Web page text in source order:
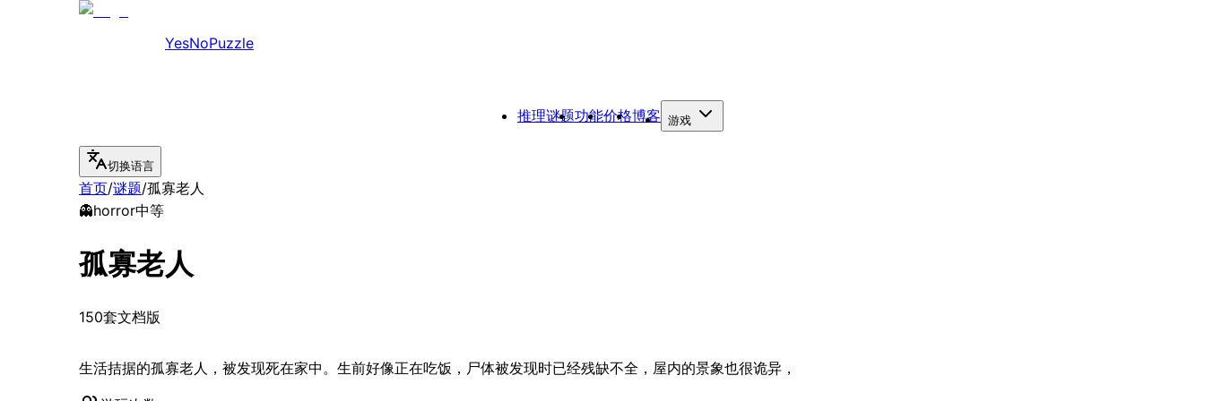
YesNoPuzzle
推理谜题功能价格博客 游戏
切换语言
首页/谜题/孤寡老人
👻horror中等
孤寡老人
150套文档版
生活拮据的孤寡老人，被发现死在家中。生前好像正在吃饭，尸体被发现时已经残缺不全，屋内的景象也很诡异，